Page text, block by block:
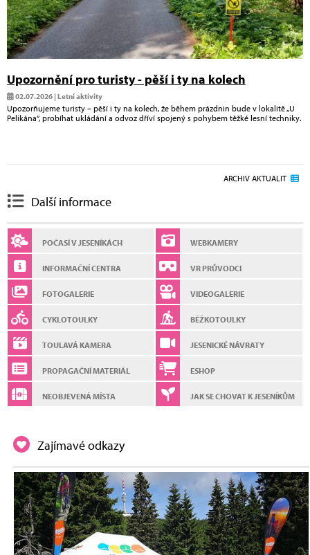
Upozornění pro turisty - pěší i ty na kolech
02.07.2026 | Letní aktivity
Upozorňujeme turisty – pěší i ty na kolech, že během prázdnin bude v lokalitě „U
Pelikána“, probíhat ukládání a odvoz dříví spojený s pohybem těžké lesní techniky.
ARCHIV AKTUALIT
Další informace
POČASÍ V JESENÍKÁCH WEBKAMERY
INFORMAČNÍ CENTRA VR PRŮVODCI
FOTOGALERIE VIDEOGALERIE
CYKLOTOULKY BĚŽKOTOULKY
TOULAVÁ KAMERA JESENICKÉ NÁVRATY
PROPAGAČNÍ MATERIÁL ESHOP
NEOBJEVENÁ MÍSTA JAK SE CHOVAT K JESENÍKŮM
Zajímavé odkazy